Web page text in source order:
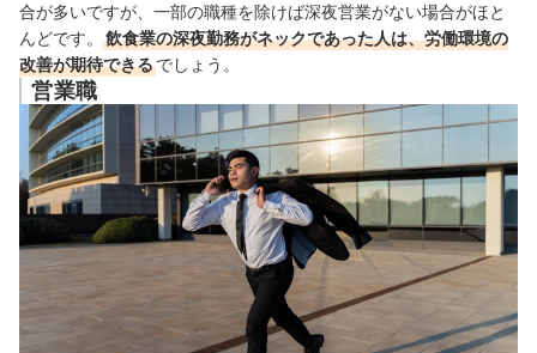
合が多いですが、一部の職種を除けば深夜営業がない場合がほと
んどです。
飲食業の深夜勤務がネックであった人は、労働環境の
改善が期待できるでしょう。
営業職